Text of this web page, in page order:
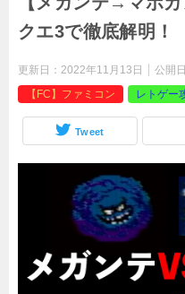
クエ3で徹底解明！
更新日： 2022年11月13日 公開
【FC】ファミコン
レトゲー
Tweet